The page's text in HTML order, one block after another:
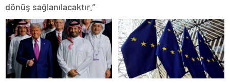
dönüş sağlanılacaktır.”